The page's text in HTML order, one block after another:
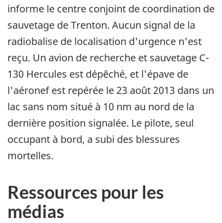
informe le centre conjoint de coordination de
sauvetage de Trenton. Aucun signal de la
radiobalise de localisation d'urgence n'est
reçu. Un avion de recherche et sauvetage C-
130 Hercules est dépêché, et l'épave de
l'aéronef est repérée le 23 août 2013 dans un
lac sans nom situé à 10 nm au nord de la
dernière position signalée. Le pilote, seul
occupant à bord, a subi des blessures
mortelles.
Ressources pour les
médias